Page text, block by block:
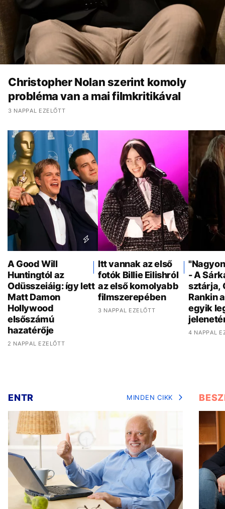
Christopher Nolan szerint komoly
probléma van a mai filmkritikával
3 NAPPAL EZELŐTT
A Good Will
Huntingtól az
Odüsszeiáig: így lett
Matt Damon
Hollywood
elsőszámú
hazatérője
2 NAPPAL EZELŐTT
Itt vannak az első
fotók Billie Eilishról
az első komolyabb
filmszerepében
3 NAPPAL EZELŐTT
- A
sztárja,
Rankin
egyik
4 NAPPAL
ENTR MINDEN CIKK